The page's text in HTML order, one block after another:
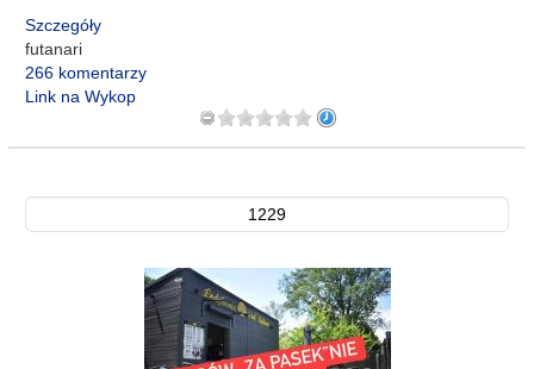
Szczegóły
futanari
266 komentarzy
Link na Wykop
1229